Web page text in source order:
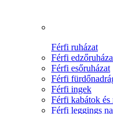
Férfi ruházat
Férfi
Férfi esőruházat
Férfi
Férfi ingek
Férfi kabátok és
Férfi leggings